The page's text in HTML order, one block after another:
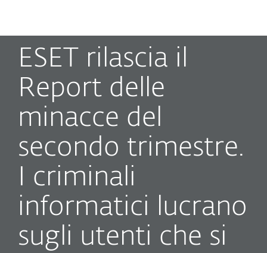
ESET rilascia il
Report delle
minacce del
secondo trimestre.
I criminali
informatici lucrano
sugli utenti che si